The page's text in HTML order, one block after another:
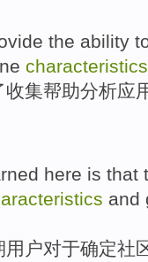
the ability
characteristics
收集帮助分析应
here is that
and
用户对于确定社